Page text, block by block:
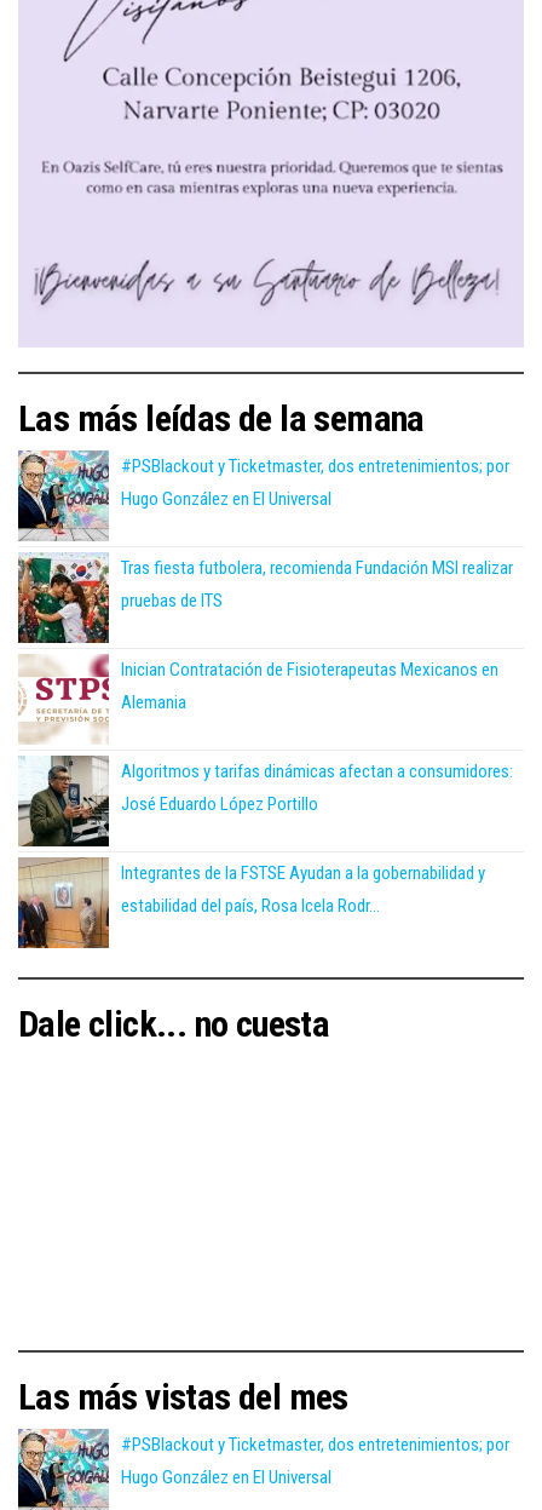
Las más leídas de la semana
#PSBlackout y Ticketmaster, dos entretenimientos; por
Hugo González en El Universal
Tras fiesta futbolera, recomienda Fundación MSI realizar
pruebas de ITS
Inician Contratación de Fisioterapeutas Mexicanos en
Alemania
Algoritmos y tarifas dinámicas afectan a consumidores:
José Eduardo López Portillo
Integrantes de la FSTSE Ayudan a la gobernabilidad y
estabilidad del país, Rosa Icela Rodr...
Dale click... no cuesta
Las más vistas del mes
#PSBlackout y Ticketmaster, dos entretenimientos; por
Hugo González en El Universal